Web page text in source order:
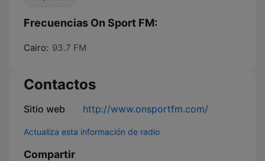
Frecuencias On Sport FM:
Cairo: 93.7 FM
Contactos
Sitio web http://www.onsportfm.com/
Actualiza esta información de radio
Compartir